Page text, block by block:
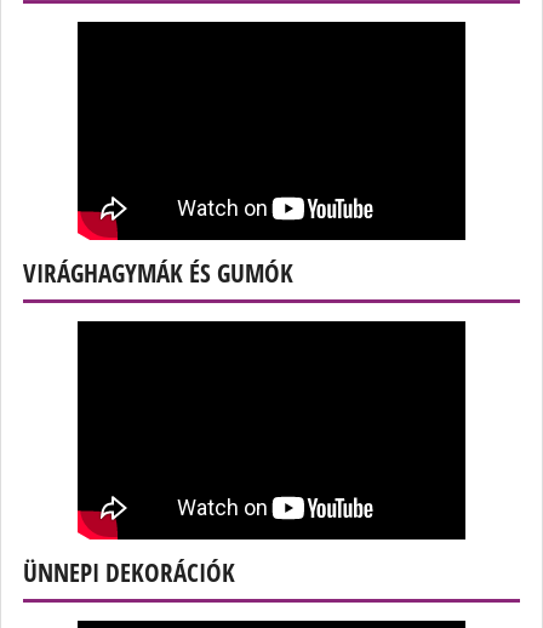
VIRÁGHAGYMÁK ÉS GUMÓK
ÜNNEPI DEKORÁCIÓK